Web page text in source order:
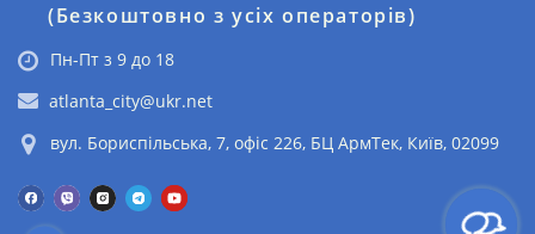
(Безкоштовно з усіх операторів)
Пн-Пт з 9 до 18
atlanta_city@ukr.net
вул. Бориспільська, 7, офіс 226, БЦ АрмТек, Київ, 02099